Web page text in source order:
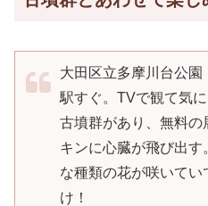
大田区立多摩川台公園
駅すぐ。TVで観て気
古墳群があり、無料の
キンに心臓が飛び出
な種類の花が咲いてい
け！